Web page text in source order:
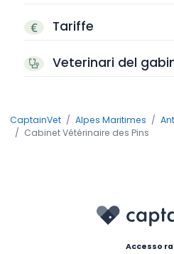
Tariffe
Veterinari del
CaptainVet Alpes Maritimes
Cabinet Vétérinaire des Pins
Accesso